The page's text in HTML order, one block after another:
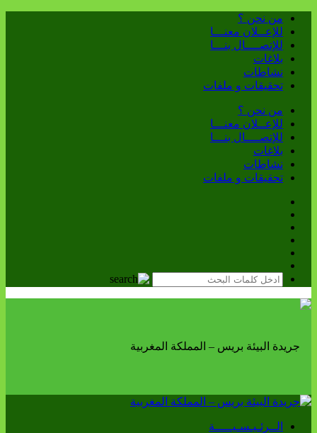
من نحن ؟
للإعــلان معنـــا
للإتصــــال بنـــا
بلاغات
نشاطات
تحقيقات و ملفات
من نحن ؟
للإعــلان معنـــا
للإتصــــال بنـــا
بلاغات
نشاطات
تحقيقات و ملفات
الــرئـيـسـيـــــة